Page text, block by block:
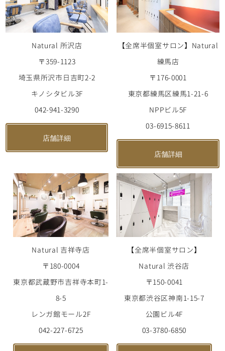
Natural 所沢店
〒359-1123
埼玉県所沢市日吉町2-2
キノシタビル3F
042-941-3290
店舗詳細
【全席半個室サロン】Natural
練馬店
〒176-0001
東京都練馬区練馬1-21-6
NPPビル5F
03-6915-8611
店舗詳細
Natural 吉祥寺店
〒180-0004
東京都武蔵野市吉祥寺本町1-
8-5
レンガ館モール2F
042-227-6725
【全席半個室サロン】
Natural 渋谷店
〒150-0041
東京都渋谷区神南1-15-7
公園ビル4F
03-3780-6850